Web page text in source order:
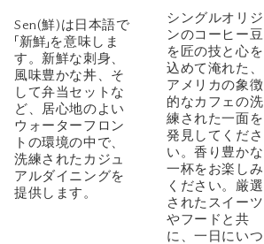
Sen(鮮)は日本語で
「新鮮」を意味しま
す。新鮮な刺身、
風味豊かな丼、そ
して弁当セットな
ど、居心地のよい
ウォーターフロン
トの環境の中で、
洗練されたカジュ
アルダイニングを
提供します。
シングルオリジ
ンのコーヒー豆
を匠の技と心を
込めて淹れた、
アメリカの象徴
的なカフェの洗
練された一面を
発見してくださ
い。香り豊かな
一杯をお楽しみ
ください。厳選
されたスイーツ
やフードと共
に、一日にいつ